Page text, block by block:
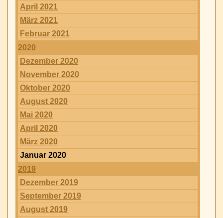
April 2021
März 2021
Februar 2021
2020
Dezember 2020
November 2020
Oktober 2020
August 2020
Mai 2020
April 2020
März 2020
Januar 2020
2019
Dezember 2019
September 2019
August 2019